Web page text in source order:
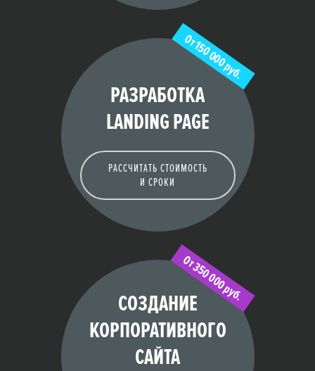
От 150 000 руб.
РАЗРАБОТКА
LANDING PAGE
РАССЧИТАТЬ СТОИМОСТЬ
И СРОКИ
От 350 000 руб.
СОЗДАНИЕ
КОРПОРАТИВНОГО
САЙТА